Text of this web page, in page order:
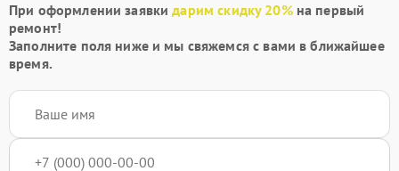
При оформлении заявкидарим скидку 20%на первый
ремонт!
Заполните поля ниже и мы свяжемся с вами в ближайшее
время.